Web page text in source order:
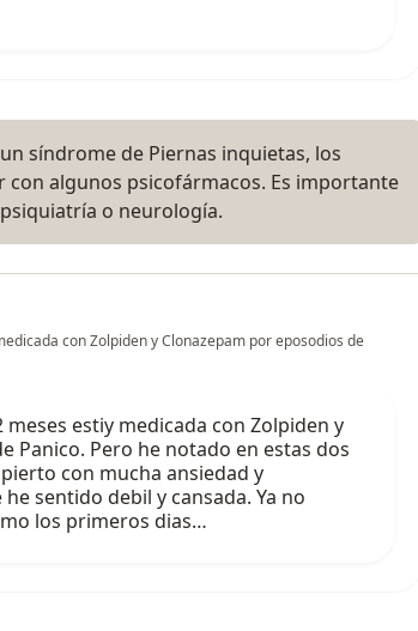
síndrome de Piernas inquietas, los
algunos psicofármacos. Es importante
o neurología.
con Zolpiden y Clonazepam por eposodios de
meses estiy medicada con Zolpiden y
Panico. Pero he notado en estas dos
con mucha ansiedad y
sentido debil y cansada. Ya no
los primeros dias…